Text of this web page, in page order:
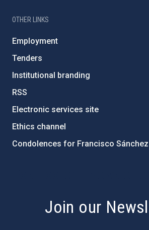
OTHER LINKS
Employment
Tenders
Institutional branding
RSS
Electronic services site
Ethics channel
Condolences for Francisco Sánchez
Join our